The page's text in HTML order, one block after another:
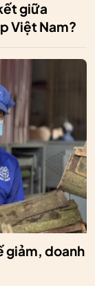
giữa
Việt Nam?
giảm, doanh